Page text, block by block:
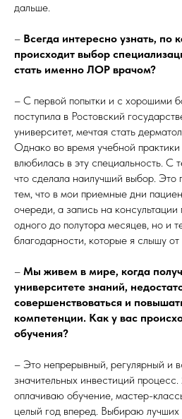
дальше.
– Всегда интересно узнать, по
происходит выбор
стать именно ЛОР врачом?
– С первой попытки и с хорошими
поступила в Ростовский
университет, мечтая стать
Однако во время учебной
влюбилась в эту специальность. С
что сделала наилучший выбор. Это
тем, что в мои приемные дни
очереди, а запись на
одного до полутора месяцев, но и
благодарности, которые я слышу
– Мы живем в мире, когда
университете знаний,
совершенствоваться и
компетенции. Как у вас
обучения?
– Это непрерывный, регулярный и
значительных инвестиций
оплачиваю обучение, мастер-
целый год вперед. Выбираю лучших